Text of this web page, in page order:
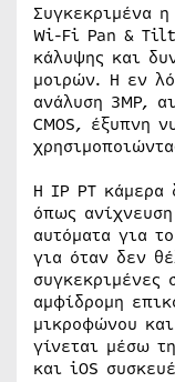
Συγκεκριμένα
Wi-Fi Pan &
κάλυψης και
μοιρών. Η εν
ανάλυση 3MP,
CMOS, έξυπνη
Η IP PT κάμερα
όπως
αυτόματα για
για όταν δεν
συγκεκριμένες
αμφίδρομη
μικροφώνου
γίνεται μέσω
και iOS